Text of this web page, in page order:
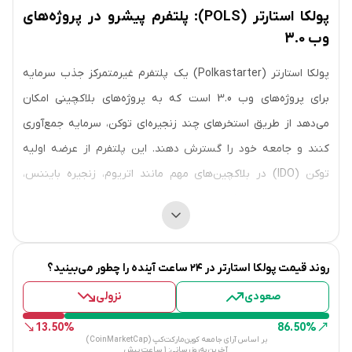
پولکا استارتر (POLS): پلتفرم پیشرو در پروژه‌های
وب 3.0
پولکا استارتر (Polkastarter) یک پلتفرم غیرمتمرکز جذب سرمایه
برای پروژه‌های وب 3.0 است که به پروژه‌های بلاکچینی امکان
می‌دهد از طریق استخرهای چند زنجیره‌ای توکن، سرمایه جمع‌آوری
کنند و جامعه خود را گسترش دهند. این پلتفرم از عرضه اولیه
توکن (IDO) در بلاکچین‌های مهم مانند اتریوم، زنجیره بایننس،
سولانا، پولکادات، پالیگان، اولانچ و سلو پشتیبانی می‌کند. پولکااستارتر
سرمایه جذب کنند و توکن‌های خود را توزیع کنند.
با استفاده از استخرهای تعویض توکن و قراردادهای هوشمند،
کاربران سرمایه‌گذاری‌های ایمن‌تری تجربه می‌کنند. توکن بومی این
روند قیمت پولکا استارتر در ۲۴ ساعت آینده را چطور می‌بینید؟
صعودی
نزولی
86.50%
13.50%
بر اساس آرای جامعه کوین‌مارکت‌کپ (CoinMarketCap)